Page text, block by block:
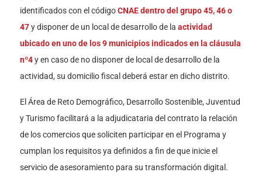
identificados con el códigoCNAE dentro del grupo 45, 46 o
47y disponer de un local de desarrollo de la actividad
ubicado en uno de los 9 municipios indicados en la cláusula
nº4y en caso de no disponer de local de desarrollo de la
actividad, su domicilio fiscal deberá estar en dicho distrito.
El Área de Reto Demográfico, Desarrollo Sostenible, Juventud
y Turismo facilitará a la adjudicataria del contrato la relación
de los comercios que soliciten participar en el Programa y
cumplan los requisitos ya definidos a fin de que inicie el
servicio de asesoramiento para su transformación digital.